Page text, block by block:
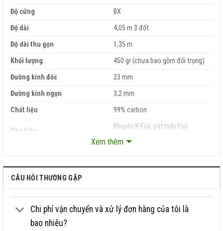
Độ cứng
BX
Độ dài
4,05 m 3 đốt
Độ dài thu gọn
1,35 m
Khối lượng
450 gr (chưa bao gồm đối trọng)
Đường kính đốc
23 mm
Đường kính ngọn
3,2 mm
Chất liệu
99% carbon
Phụ kiện
Khuyên K Fuji, pát máy Fuji
Xem thêm
CÂU HỎI THƯỜNG GẶP
Chi phí vận chuyển và xử lý đơn hàng của tôi là
bao nhiêu?